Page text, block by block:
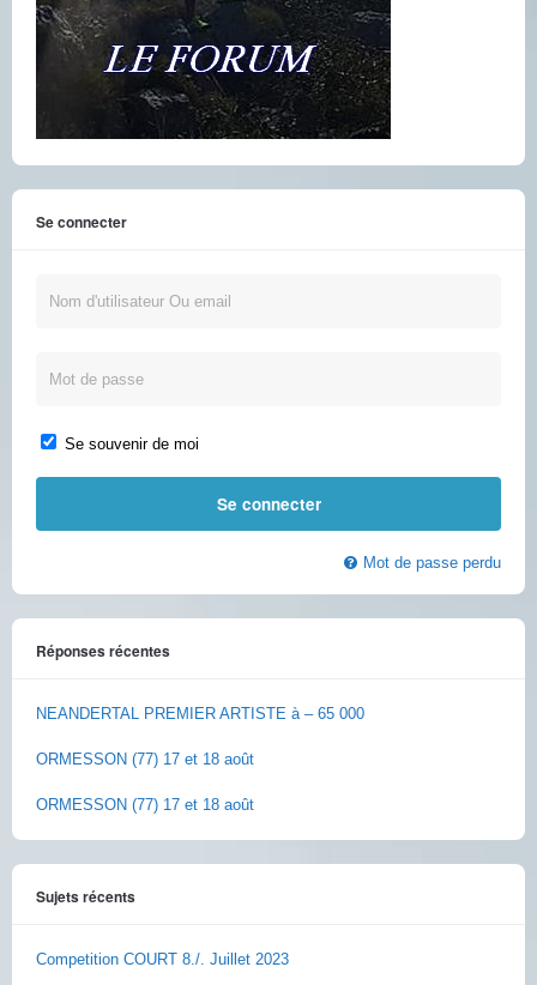
Se connecter
Se souvenir de moi
Mot de passe perdu
Réponses récentes
NEANDERTAL PREMIER ARTISTE à – 65 000
ORMESSON (77) 17 et 18 août
ORMESSON (77) 17 et 18 août
Sujets récents
Competition COURT 8./. Juillet 2023